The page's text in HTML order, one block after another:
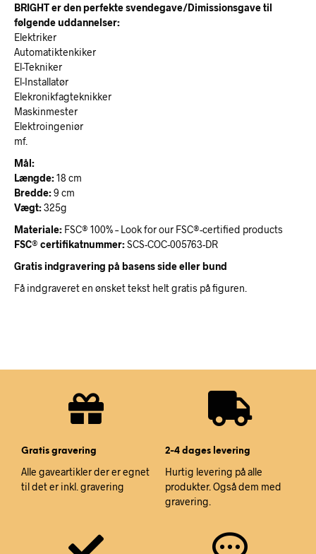
BRIGHT er den perfekte svendegave/Dimissionsgave til
følgende uddannelser:
Elektriker
Automatiktenkiker
El-Tekniker
El-Installatør
Elekronikfagteknikker
Maskinmester
Elektroingeniør
mf.
Mål:
Længde:18 cm
Bredde:9 cm
Vægt:325g
Materiale: FSC® 100% – Look for our FSC®-certified products
FSC® certifikatnummer:SCS-COC-005763-DR
Gratis indgravering på basens side eller bund
Få indgraveret en ønsket tekst helt gratis på figuren.
Gratis gravering
Alle gaveartikler der er egnet
til det er inkl. gravering
2-4 dages levering
Hurtig levering på alle
produkter. Også dem med
gravering.